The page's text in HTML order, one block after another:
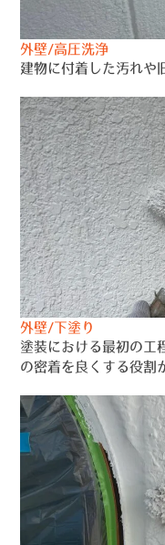
外壁/高圧洗浄
建物に付着した汚れや
外壁/下塗り
塗装における最初の工
の密着を良くする役割